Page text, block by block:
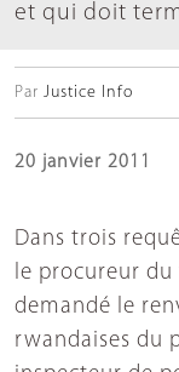
et qui doit
Par Justice Info
20 janvier 2011
Dans trois
le procureur du
demandé le
rwandaises du